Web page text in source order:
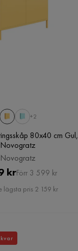
+2
80x40 cm Gul,
Novogratz
Novogratz
Pris
krOriginal
Pris
Förr 3 599 kr
lägsta pris 2 159 kr